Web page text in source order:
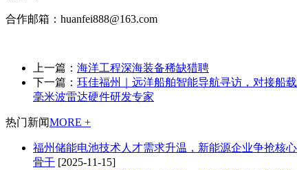
合作邮箱：huanfei888@163.com
上一篇： 海洋工程深海装备稀缺猎聘
下一篇： 珏佳福州｜远洋船舶智能导航寻访，对接船载
毫米波雷达硬件研发专家
热门新闻MORE +
福州储能电池技术人才需求升温，新能源企业争抢核心
骨干 [2025-11-15]